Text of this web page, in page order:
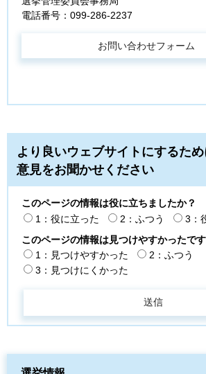
電話番号：099-286-2237
より良いウェブサイトにするた
意見をお聞かせください
このページの情報は役に立ちましたか？
1：役に立った
2：ふつう
3：
このページの情報は見つけやすかったで
1：見つけやすかった
2：ふつう
3：見つけにくかった